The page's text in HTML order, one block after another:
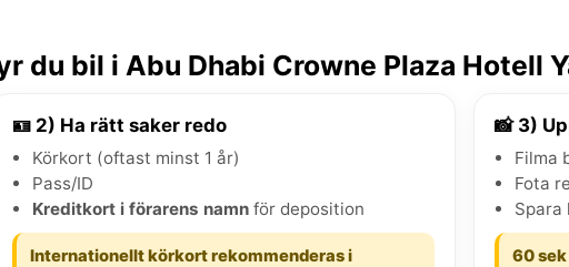
du bil i Abu Dhabi Crowne Plaza Hotell
🪪 2) Ha rätt saker redo
Körkort (oftast minst 1 år)
Pass/ID
Kreditkort i förarens namn för deposition
Internationellt körkort rekommenderas i
📸 3)
Filma
Fota
Spara
60